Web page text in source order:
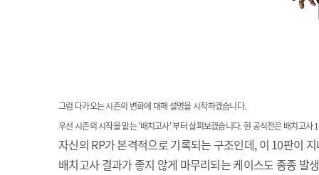
그럼 다가오는 시즌의 변화에 대해 설명을 시작하겠습니다.
우선 시즌의 시작을 맡는 '배치고사' 부터 살펴보겠습니다. 현 공식전은 배치고사
자신의 RP가 본격적으로 기록되는 구조인데, 이 10판이
배치고사 결과가 좋지 않게 마무리되는 케이스도 종종 발